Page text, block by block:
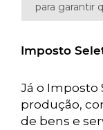
para garantir
Imposto
Já o Imposto
produção,
de bens e